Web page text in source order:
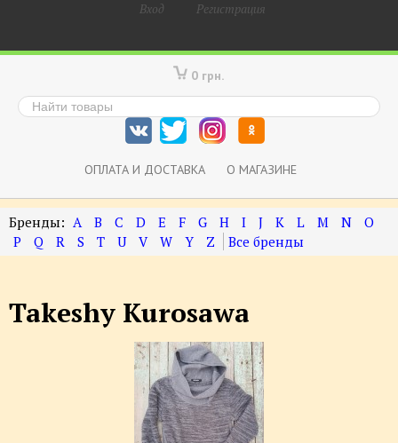
Вход Регистрация
0 грн.
ОПЛАТА И ДОСТАВКА О МАГАЗИНЕ
A B C D E F G H I J K L M N
O
P
Q R S T U V W Y Z
Takeshy Kurosawa